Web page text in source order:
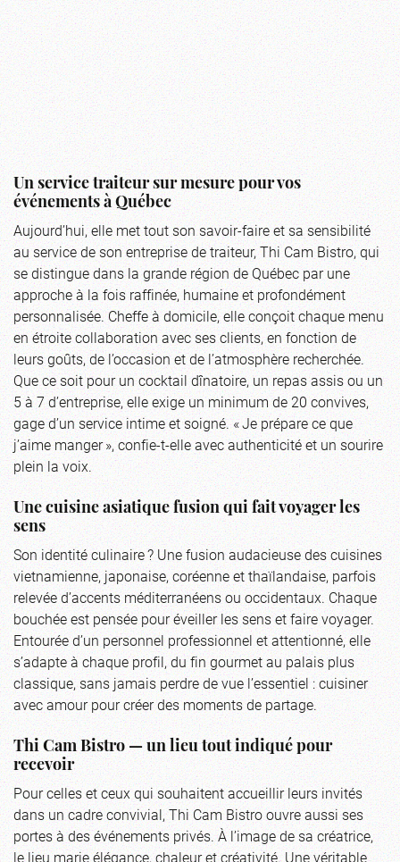
Un service traiteur sur mesure pour vos
événements à Québec
Aujourd’hui, elle met tout son savoir-faire et sa sensibilité
au service de son entreprise de traiteur, Thi Cam Bistro, qui
se distingue dans la grande région de Québec par une
approche à la fois raffinée, humaine et profondément
personnalisée. Cheffe à domicile, elle conçoit chaque menu
en étroite collaboration avec ses clients, en fonction de
leurs goûts, de l’occasion et de l’atmosphère recherchée.
Que ce soit pour un cocktail dînatoire, un repas assis ou un
5 à 7 d’entreprise, elle exige un minimum de 20 convives,
gage d’un service intime et soigné. « Je prépare ce que
j’aime manger », confie-t-elle avec authenticité et un sourire
plein la voix.
Une cuisine asiatique fusion qui fait voyager les
sens
Son identité culinaire ? Une fusion audacieuse des cuisines
vietnamienne, japonaise, coréenne et thaïlandaise, parfois
relevée d’accents méditerranéens ou occidentaux. Chaque
bouchée est pensée pour éveiller les sens et faire voyager.
Entourée d’un personnel professionnel et attentionné, elle
s’adapte à chaque profil, du fin gourmet au palais plus
classique, sans jamais perdre de vue l’essentiel : cuisiner
avec amour pour créer des moments de partage.
Thi Cam Bistro — un lieu tout indiqué pour
recevoir
Pour celles et ceux qui souhaitent accueillir leurs invités
dans un cadre convivial, Thi Cam Bistro ouvre aussi ses
portes à des événements privés. À l’image de sa créatrice,
le lieu marie élégance, chaleur et créativité. Une véritable